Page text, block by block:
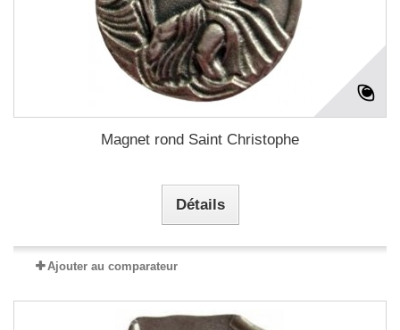
Magnet rond Saint Christophe
Détails
Ajouter au comparateur